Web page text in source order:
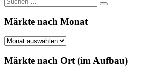
nach:
Suchen
Märkte nach Monat
Märkte
Monat
Märkte nach Ort (im Aufbau)